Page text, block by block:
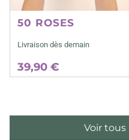
50 ROSES
Livraison dès demain
39,90 €
Voir